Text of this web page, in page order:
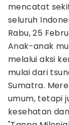
mencatat
seluruh
Rabu, 25
Anak-anak
melalui aksi
mulai dari
Sumatra.
umum, tetapi
kesehatan